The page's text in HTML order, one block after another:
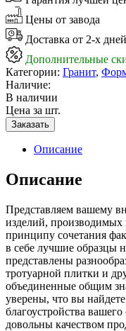
Цены от завода
Доставка от 2-х дней
Дополнительные
Категории: Гранит,
Наличие:
В наличии
Цена за шт.
Заказать
Описание
Описание
Представляем вашему
изделий,
принципу сочетания
в себе лучшие образцы
представлены
тротуарной плитки и
объединенные общим
уверены, что вы
благоустройства
довольны качеством